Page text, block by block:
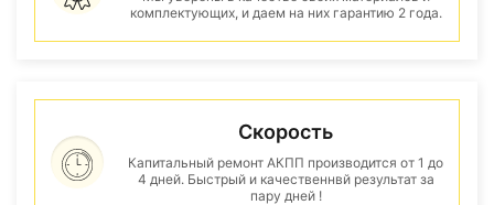
комплектующих, и даем на них гарантию 2 года.
Скорость
Капитальный ремонт АКПП производится от 1 до
4 дней. Быстрый и качественнвй результат за
пару дней !